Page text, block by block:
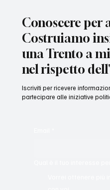
Conoscere per
Costruiamo
una Trento a
nel rispetto
Iscriviti per ricevere
partecipare alle iniziative